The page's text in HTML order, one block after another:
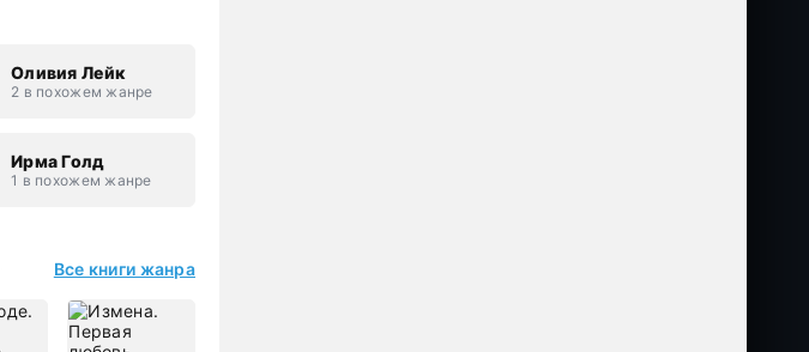
Оливия Лейк
2 в похожем жанре
Ирма Голд
1 в похожем жанре
Все книги жанра